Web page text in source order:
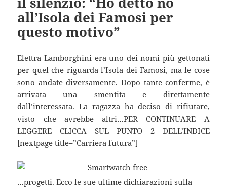
all’Isola dei Famosi per
questo motivo”
Elettra Lamborghini era uno dei nomi più gettonati
per quel che riguarda l’Isola dei Famosi, ma le cose
sono andate diversamente. Dopo tante conferme, è
arrivata una smentita e direttamente
dall’interessata. La ragazza ha deciso di rifiutare,
visto che avrebbe altri…PER CONTINUARE A
LEGGERE CLICCA SUL PUNTO 2 DELL’INDICE
[nextpage title=”Carriera futura”]
…progetti. Ecco le sue ultime dichiarazioni sulla